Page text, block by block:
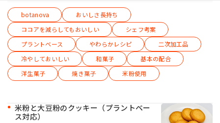
おすすめキーワード
粉末油脂ラード不足
記事
製品情報
レシピ
イベント・セミナー
ミヨシ油脂の強み
botanova
おいしさ長持ち
ココアを減らしてもおいしい
シェフ考案
プラントベース
やわらかレシピ
二次加工品
冷やしておいしい
和菓子
基本の配合
洋生菓子
焼き菓子 米粉使用
米粉と大豆粉のクッキー（プラントベー
ス対応）